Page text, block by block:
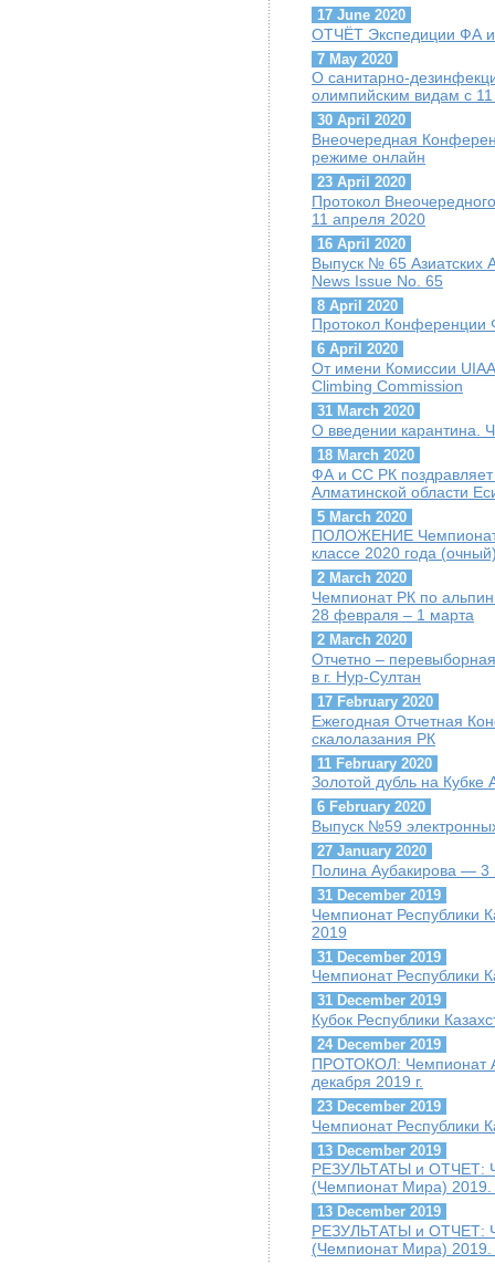
17 June 2020
ОТЧЁТ Экспедиции ФА и
7 May 2020
О санитарно-
олимпийским видам с
30 April 2020
Внеочередная
режиме онлайн
23 April 2020
Протокол
11 апреля 2020
16 April 2020
Выпуск № 65 Азиатских
News Issue No. 65
8 April 2020
Протокол
6 April 2020
От имени Комиссии
Climbing Commission
31 March 2020
О введении карантина.
18 March 2020
ФА и СС РК поздравляет
Алматинской области
5 March 2020
ПОЛОЖЕНИЕ Чемпионат
классе 2020 года
2 March 2020
Чемпионат РК по
28 февраля – 1 марта
2 March 2020
Отчетно –
в г. Нур-Султан
17 February 2020
Ежегодная Отчетная
скалолазания РК
11 February 2020
Золотой дубль на
6 February 2020
Выпуск №59
27 January 2020
Полина Аубакирова — 3
31 December 2019
Чемпионат Республики
2019
31 December 2019
Чемпионат Республики
31 December 2019
Кубок Республики
24 December 2019
ПРОТОКОЛ: Чемпионат
декабря 2019 г.
23 December 2019
Чемпионат Республики
13 December 2019
РЕЗУЛЬТАТЫ и ОТЧЕТ:
(Чемпионат Мира) 2019.
13 December 2019
РЕЗУЛЬТАТЫ и ОТЧЕТ:
(Чемпионат Мира) 2019.